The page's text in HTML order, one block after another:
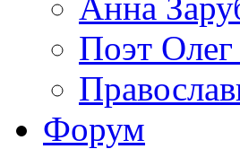
Поэт
Форум